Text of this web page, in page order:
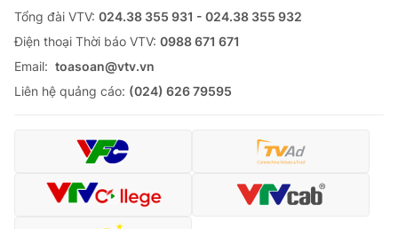
Tổng đài VTV: 024.38 355 931 - 024.38 355 932
Ðiện thoại Thời báo VTV: 0988 671 671
Email: toasoan@vtv.vn
Liên hệ quảng cáo: (024) 626 79595